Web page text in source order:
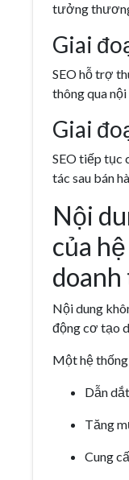
tưởng
Giai
SEO hỗ trợ
thông qua
Giai
SEO tiếp tục
tác sau bán
Nội
của
doanh
Nội dung
động cơ tạo
Một hệ thống
Dẫn
Tăng
Cung